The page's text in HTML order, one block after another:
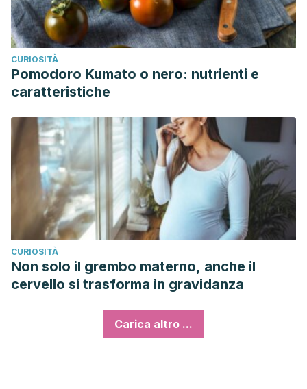
CURIOSITÀ
Pomodoro Kumato o nero: nutrienti e
caratteristiche
CURIOSITÀ
Non solo il grembo materno, anche il
cervello si trasforma in gravidanza
Carica altro ...